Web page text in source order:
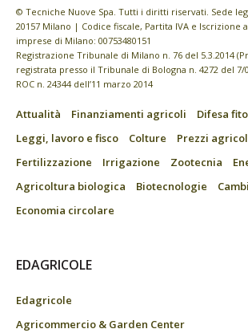
© Tecniche Nuove Spa. Tutti i diritti riservati. Sede
20157 Milano | Codice fiscale, Partita IVA e Iscrizione
imprese di Milano: 00753480151
Registrazione Tribunale di Milano n. 76 del 5.3.2014
registrata presso il Tribunale di Bologna n. 4272 del 7/
ROC n. 24344 dell’11 marzo 2014
Attualità Finanziamenti agricoli
Difesa
Leggi, lavoro e fisco
Colture
Prezzi
Fertilizzazione
Irrigazione Zootecnia
Agricoltura biologica
Biotecnologie
Economia circolare
EDAGRICOLE
Edagricole
Agricommercio & Garden Center